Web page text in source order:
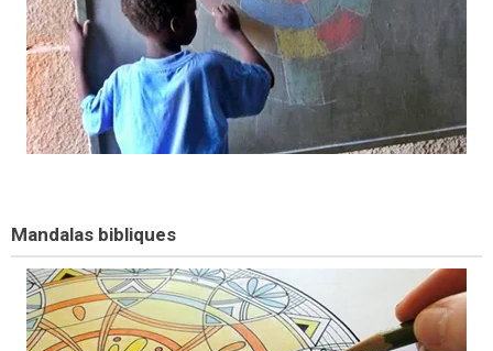
Mandalas bibliques